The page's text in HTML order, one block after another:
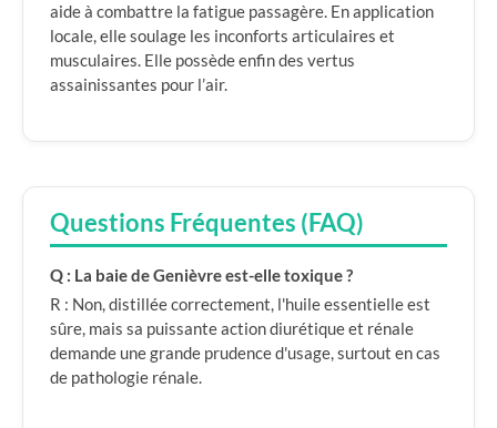
aide à combattre la fatigue passagère. En application
locale, elle soulage les inconforts articulaires et
musculaires. Elle possède enfin des vertus
assainissantes pour l’air.
Questions Fréquentes (FAQ)
Q : La baie de Genièvre est-elle toxique ?
R : Non, distillée correctement, l'huile essentielle est
sûre, mais sa puissante action diurétique et rénale
demande une grande prudence d'usage, surtout en cas
de pathologie rénale.